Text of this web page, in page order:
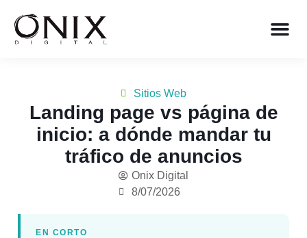
Sitios Web
Landing page vs página de
inicio: a dónde mandar tu
tráfico de anuncios
Onix Digital
8/07/2026
EN CORTO